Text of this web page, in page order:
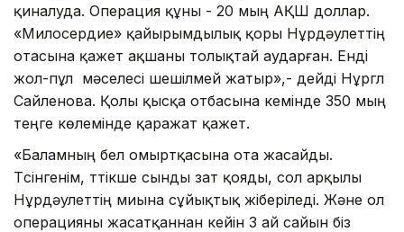
қиналуда. Операция құны - 20 мың АҚШ доллар.
«Милосердие» қайырымдылық қоры Нұрдәулеттің
отасына қажет ақшаны толықтай аударған. Енді
жол-пұл мәселесі шешілмей жатыр»,- дейді Нұргүл
Сайленова. Қолы қысқа отбасына кемінде 350 мың
теңге көлемінде қаражат қажет.
«Баламның бел омыртқасына ота жасайды.
Түсінгенім, түтікше сынды зат қояды, сол арқылы
Нұрдәулеттің миына сұйықтық жіберіледі. Және ол
операцияны жасатқаннан кейін 3 ай сайын біз